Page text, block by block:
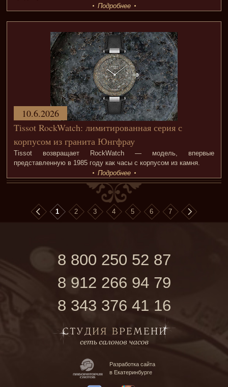
Подробнее
Tissot RockWatch: лимитированная серия с
корпусом из гранита Юнгфрау
Tissot возвращает RockWatch — модель, впервые
представленную в 1985 году как часы с корпусом из камня.
10.6.2026
Подробнее
1 2 3 4 5 6 7
8 800 250 52 87
8 912 266 94 79
8 343 376 41 16
Разработка сайта
в Екатеринбурге